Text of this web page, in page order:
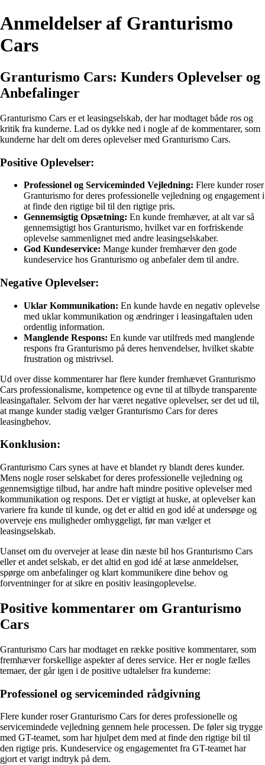
Anmeldelser af Granturismo
Cars
Granturismo Cars: Kunders Oplevelser og
Anbefalinger
Granturismo Cars er et leasingselskab, der har modtaget både ros og
kritik fra kunderne. Lad os dykke ned i nogle af de kommentarer, som
kunderne har delt om deres oplevelser med Granturismo Cars.
Positive Oplevelser:
Professionel og Serviceminded Vejledning: Flere kunder roser
Granturismo for deres professionelle vejledning og engagement i
at finde den rigtige bil til den rigtige pris.
Gennemsigtig Opsætning: En kunde fremhæver, at alt var så
gennemsigtigt hos Granturismo, hvilket var en forfriskende
oplevelse sammenlignet med andre leasingselskaber.
God Kundeservice: Mange kunder fremhæver den gode
kundeservice hos Granturismo og anbefaler dem til andre.
Negative Oplevelser:
Uklar Kommunikation: En kunde havde en negativ oplevelse
med uklar kommunikation og ændringer i leasingaftalen uden
ordentlig information.
Manglende Respons: En kunde var utilfreds med manglende
respons fra Granturismo på deres henvendelser, hvilket skabte
frustration og mistrivsel.
Ud over disse kommentarer har flere kunder fremhævet Granturismo
Cars professionalisme, kompetence og evne til at tilbyde transparente
leasingaftaler. Selvom der har været negative oplevelser, ser det ud til,
at mange kunder stadig vælger Granturismo Cars for deres
leasingbehov.
Konklusion:
Granturismo Cars synes at have et blandet ry blandt deres kunder.
Mens nogle roser selskabet for deres professionelle vejledning og
gennemsigtige tilbud, har andre haft mindre positive oplevelser med
kommunikation og respons. Det er vigtigt at huske, at oplevelser kan
variere fra kunde til kunde, og det er altid en god idé at undersøge og
overveje ens muligheder omhyggeligt, før man vælger et
leasingselskab.
Uanset om du overvejer at lease din næste bil hos Granturismo Cars
eller et andet selskab, er det altid en god idé at læse anmeldelser,
spørge om anbefalinger og klart kommunikere dine behov og
forventninger for at sikre en positiv leasingoplevelse.
Positive kommentarer om Granturismo
Cars
Granturismo Cars har modtaget en række positive kommentarer, som
fremhæver forskellige aspekter af deres service. Her er nogle fælles
temaer, der går igen i de positive udtalelser fra kunderne:
Professionel og serviceminded rådgivning
Flere kunder roser Granturismo Cars for deres professionelle og
servicemindede vejledning gennem hele processen. De føler sig trygge
med GT-teamet, som har hjulpet dem med at finde den rigtige bil til
den rigtige pris. Kundeservice og engagementet fra GT-teamet har
gjort et varigt indtryk på dem.